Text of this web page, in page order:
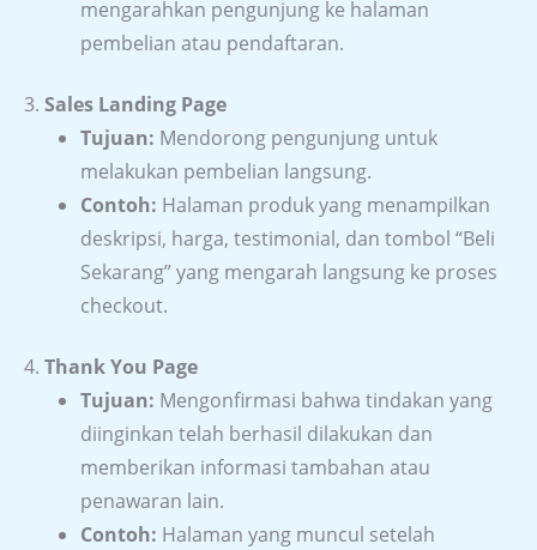
mengarahkan pengunjung ke halaman
pembelian atau pendaftaran.
3. Sales Landing Page
Tujuan: Mendorong pengunjung untuk
melakukan pembelian langsung.
Contoh: Halaman produk yang menampilkan
deskripsi, harga, testimonial, dan tombol “Beli
Sekarang” yang mengarah langsung ke proses
checkout.
4. Thank You Page
Tujuan: Mengonfirmasi bahwa tindakan yang
diinginkan telah berhasil dilakukan dan
memberikan informasi tambahan atau
penawaran lain.
Contoh: Halaman yang muncul setelah